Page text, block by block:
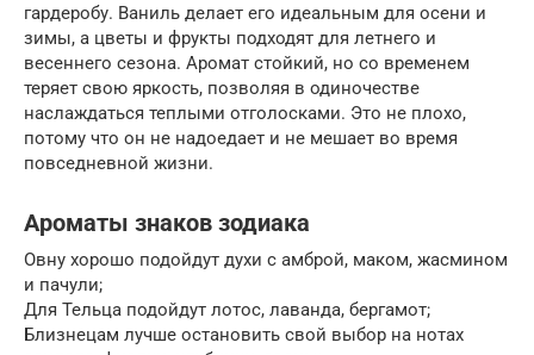
гардеробу. Ваниль делает его идеальным для осени и
зимы, а цветы и фрукты подходят для летнего и
весеннего сезона. Аромат стойкий, но со временем
теряет свою яркость, позволяя в одиночестве
наслаждаться теплыми отголосками. Это не плохо,
потому что он не надоедает и не мешает во время
повседневной жизни.
Ароматы знаков зодиака
Овну хорошо подойдут духи с амброй, маком, жасмином
и пачули;
Для Тельца подойдут лотос, лаванда, бергамот;
Близнецам лучше остановить свой выбор на нотах